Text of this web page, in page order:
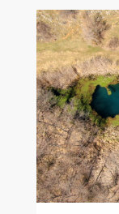
Преспа
обединети со
езеро. Оваа